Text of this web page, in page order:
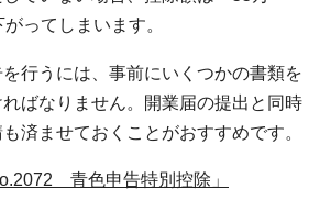
ってしまいます。
行うには、事前にいくつかの書類を
ばなりません。開業届の提出と同時
済ませておくことがおすすめです。
青色申告特別控除」